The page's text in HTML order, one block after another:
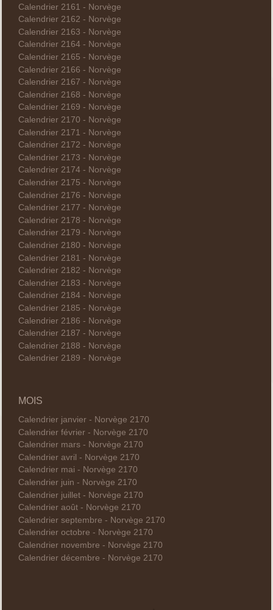
Calendrier 2161 - Norvège
Calendrier 2162 - Norvège
Calendrier 2163 - Norvège
Calendrier 2164 - Norvège
Calendrier 2165 - Norvège
Calendrier 2166 - Norvège
Calendrier 2167 - Norvège
Calendrier 2168 - Norvège
Calendrier 2169 - Norvège
Calendrier 2170 - Norvège
Calendrier 2171 - Norvège
Calendrier 2172 - Norvège
Calendrier 2173 - Norvège
Calendrier 2174 - Norvège
Calendrier 2175 - Norvège
Calendrier 2176 - Norvège
Calendrier 2177 - Norvège
Calendrier 2178 - Norvège
Calendrier 2179 - Norvège
Calendrier 2180 - Norvège
Calendrier 2181 - Norvège
Calendrier 2182 - Norvège
Calendrier 2183 - Norvège
Calendrier 2184 - Norvège
Calendrier 2185 - Norvège
Calendrier 2186 - Norvège
Calendrier 2187 - Norvège
Calendrier 2188 - Norvège
Calendrier 2189 - Norvège
MOIS
Calendrier janvier - Norvège 2170
Calendrier février - Norvège 2170
Calendrier mars - Norvège 2170
Calendrier avril - Norvège 2170
Calendrier mai - Norvège 2170
Calendrier juin - Norvège 2170
Calendrier juillet - Norvège 2170
Calendrier août - Norvège 2170
Calendrier septembre - Norvège 2170
Calendrier octobre - Norvège 2170
Calendrier novembre - Norvège 2170
Calendrier décembre - Norvège 2170